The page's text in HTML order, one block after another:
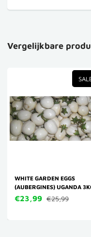
Vergelijkbare
WHITE GARDEN EGGS
(AUBERGINES) UGANDA
€23,99 €25,99